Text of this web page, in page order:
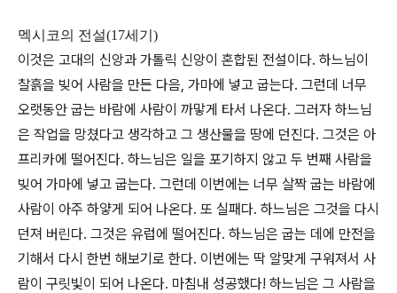
멕시코의 전설(17세기)
이것은 고대의 신앙과 가톨릭 신앙이 혼합된 전설이다. 하느님이
찰흙을 빚어 사람을 만든 다음, 가마에 넣고 굽는다. 그런데 너무
오랫동안 굽는 바람에 사람이 까맣게 타서 나온다. 그러자 하느님
은 작업을 망쳤다고 생각하고 그 생산물을 땅에 던진다. 그것은 아
프리카에 떨어진다. 하느님은 일을 포기하지 않고 두 번째 사람을
빚어 가마에 넣고 굽는다. 그런데 이번에는 너무 살짝 굽는 바람에
사람이 아주 하얗게 되어 나온다. 또 실패다. 하느님은 그것을 다시
던져 버린다. 그것은 유럽에 떨어진다. 하느님은 굽는 데에 만전을
기해서 다시 한번 해보기로 한다. 이번에는 딱 알맞게 구워져서 사
람이 구릿빛이 되어 나온다. 마침내 성공했다! 하느님은 그 사람을